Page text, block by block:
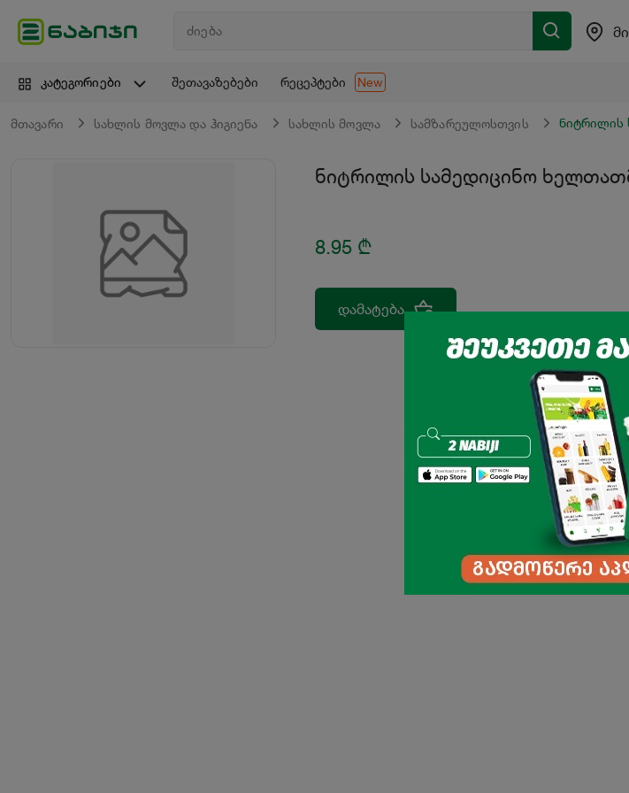
კატეგორიები შეთავაზებები რეცეპტები New
მთავარი სახლის მოვლა და ჰიგიენა სახლის მოვლა სამზარეულოსთვის ნიტრილის
ნიტრილის სამედიცინო
8.95 ₾
დამატება